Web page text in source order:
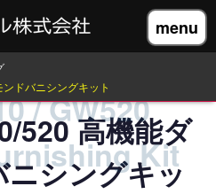
520 高機能ダ
シングキッ
/ GW520
Kit
ドバニシングキット
menu